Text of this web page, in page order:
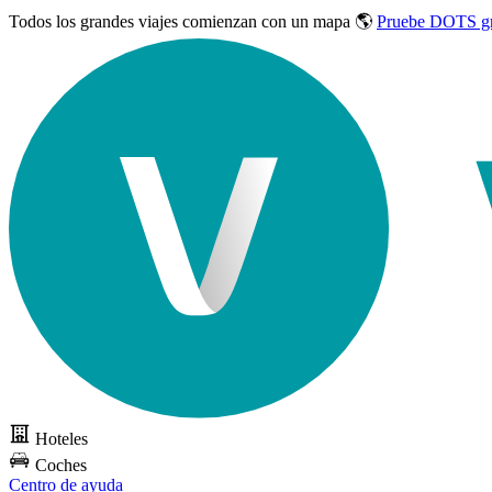
Todos los grandes viajes comienzan con un mapa 🌎 Pruebe DOTS
Hoteles
Coches
Centro de ayuda